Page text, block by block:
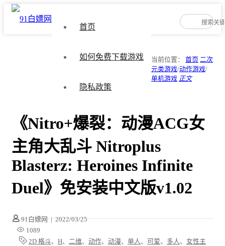
首页
如何免费下载游戏
隐私政策
当前位置： 首页 二次
元类游戏/动作游戏/
单机游戏 正文
《Nitro+爆裂：动漫ACG女
主角大乱斗 Nitroplus
Blasterz: Heroines Infinite
Duel》免安装中文版v1.02
91白嫖网 | 2022/03/25
1089
2D 格斗、 H、 二维、 动作、 动漫、 单人、 可爱、 多人、 女性主